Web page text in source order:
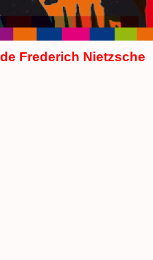
Frederich Nietzsche